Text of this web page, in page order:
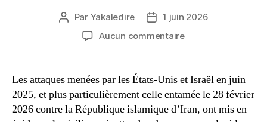
Auteur
l’article
Par Yakaledire
Date1 juin 2026
Aucun commentairesur
l’offensive
américano-
israélienne
contre
Les attaques menées par les États-Unis et Israël en juin
2025, et plus particulièrement celle entamée le 28 février
2026 contre la République islamique d’Iran, ont mis en